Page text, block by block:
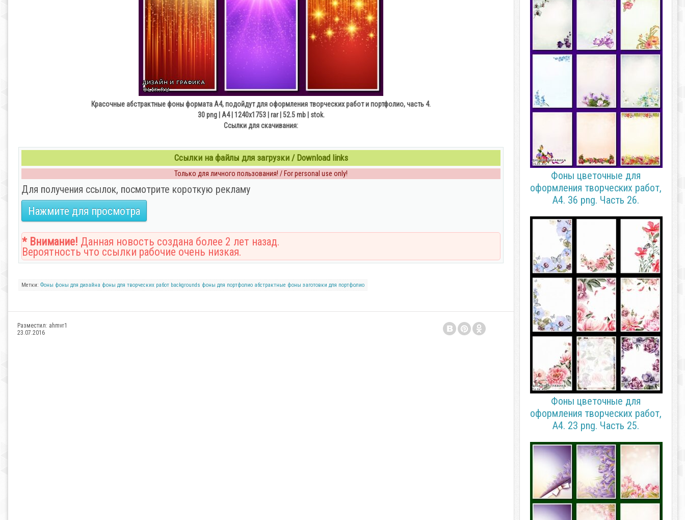
Красочные абстрактные фоны формата А4, подойдут для оформления творческих работ и портфолио, часть 4.
30 png | А4 | 1240х1753 | rar | 52.5 mb | stok.
Ссылки для скачивания:
Ссылки на файлы для загрузки / Download links
Только для личного пользования! / For personal use only!
Для получения ссылок, посмотрите короткую рекламу
Нажмите для просмотра
* Внимание! Данная новость создана более 2 лет назад.
Вероятность что ссылки рабочие очень низкая.
Метки: Фоны фоны для дизайна фоны для творческих работ backgrounds фоны для портфолио абстрактные фоны заготовки для портфолио
Разместил: ahmvr1
23.07.2016
Фоны цветочные для
оформления творческих работ,
А4. 36 png. Часть 26.
Фоны цветочные для
оформления творческих работ,
А4. 23 png. Часть 25.